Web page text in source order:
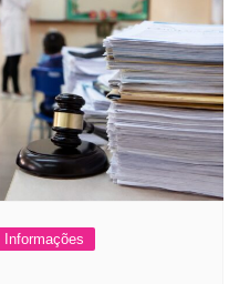
Informações